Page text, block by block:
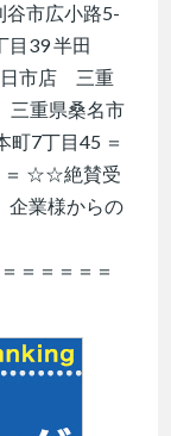
市広小路5-
39 半田
市店 三重
重県桑名市
7丁目45 ＝
＝ ☆☆絶賛受
業様からの
＝＝＝＝＝